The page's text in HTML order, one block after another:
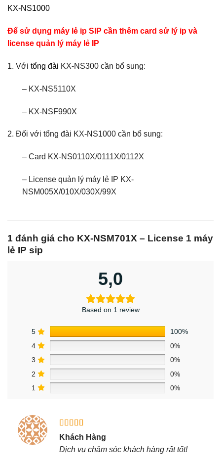
KX-NS1000
Để sử dụng máy lẻ ip SIP cần thêm card sử lý ip và
license quản lý máy lẻ IP
1. Với tổng đài KX-NS300 cần bổ sung:
– KX-NS5110X
– KX-NSF990X
2. Đối với tổng đài KX-NS1000 cần bổ sung:
– Card KX-NS0110X/0111X/0112X
– License quản lý máy lẻ IP KX-
NSM005X/010X/030X/99X
1 đánh giá cho KX-NSM701X – License 1 máy
lẻ IP sip
5,0
Based on 1 review
5
100%
4
0%
3
0%
2
0%
1
0%
Được xếp
hạng55
sao
Khách Hàng
Dịch vụ chăm sóc khách hàng rất tốt!